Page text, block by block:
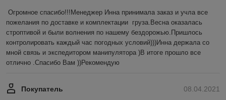
Огромное спасибо!!!Менеджер Инна принимала заказ и учла все
пожелания по доставке и комплектации  груза.Весна оказалась
строптивой и были волнения по нашему бездорожью.Пришлось
контролировать каждый час погодных условий)))Инна держала со
мной связь и экспедитором манипулятора )В итоге прошло все
отлично .Спасибо Вам ))Рекомендую
08.04.2021
Покупатель